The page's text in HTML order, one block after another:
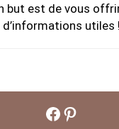
but est de vous
d’informations utiles !
Facebook